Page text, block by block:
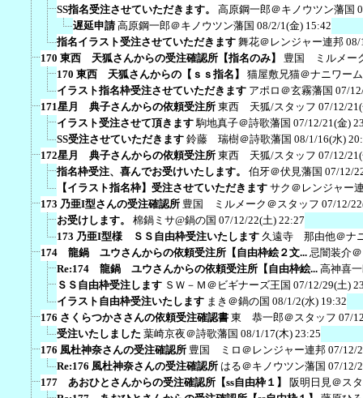
SS指名受注させていただきます。
高原鋼一郎＠キノウツン藩国
遅延申請 高原鋼一郎＠キノウツン藩国 08/2/1(金) 15:42
指名イラスト受注させていただきます 舞花＠レンジャー連邦 08/
170 東西 天狐さんからの受注確認所【指名のみ】
豊国 ミルメー
170 東西 天狐さんからの【ｓｓ指名】
猫屋敷兄猫＠ナニワー
イラスト指名枠受注させていただきます アポロ＠玄霧藩国 07/
171星月 典子さんからの依頼受注所 東西 天狐/スタッフ 07/12/
イラスト受注させて頂きます 駒地真子＠詩歌藩国 07/12/21(金)
SS受注させていただきます 鈴藤 瑞樹＠詩歌藩国 08/1/16(水)
172星月 典子さんからの依頼受注所 東西 天狐/スタッフ 07/12/
指名枠受注、喜んでお受けいたします。
伯牙＠伏見藩国 07/12/
【イラスト指名枠】受注させていただきます サク＠レンジャー
173 乃亜I型さんの受注確認所 豊国 ミルメーク＠スタッフ 07/12/
お受けします。
棉鍋ミサ@鍋の国 07/12/22(土) 22:27
173 乃亜I型様 ＳＳ自由枠受注いたします 久遠寺 那由他＠ナ
174 龍鍋 ユウさんからの依頼受注所【自由枠絵２文... 忌闇装介
Re:174 龍鍋 ユウさんからの依頼受注所【自由枠絵... 高神喜
ＳＳ自由枠受注します ＳＷ－Ｍ＠ビギナーズ王国 07/12/29(土)
イラスト自由枠受注いたします まき＠鍋の国 08/1/2(水) 19:32
176 さくらつかささんの依頼受注確認書 東 恭一郎＠スタッフ 07/
受注いたしました 葉崎京夜＠詩歌藩国 08/1/17(木) 23:25
176 風杜神奈さんの受注確認所 豊国 ミロ＠レンジャー連邦 07/12/
Re:176 風杜神奈さんの受注確認所 はる＠キノウツン藩国 07/12/
177 あおひとさんからの受注確認所【ss自由枠１】
阪明日見＠ス